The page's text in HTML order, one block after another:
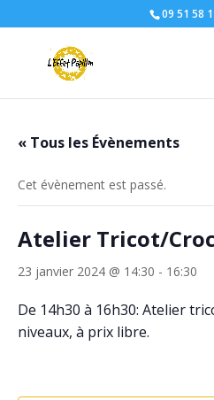
09 51 58
« Tous les Évènements
Cet évènement est passé.
Atelier Tricot/
23 janvier 2024 @ 14:30 - 16:30
De 14h30 à 16h30: Atelier
niveaux, à prix libre.